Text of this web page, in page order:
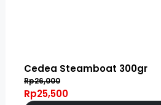
Cedea Steamboat 300gr
Rp26,000
Rp25,500